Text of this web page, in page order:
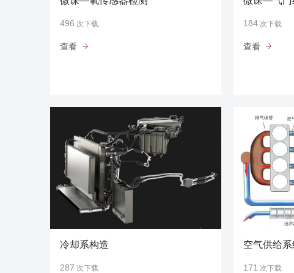
496 次下载
查看
184 次下载
查看
冷却系构造
287 次下载
空气供给系
171 次下载